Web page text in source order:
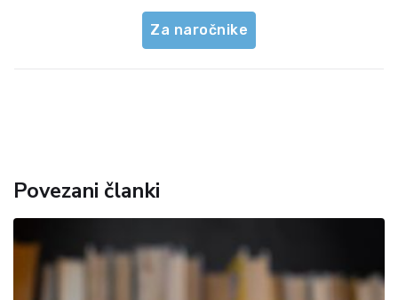
Za naročnike
Povezani članki